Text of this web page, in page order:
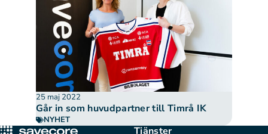
25 maj 2022
Går in som huvudpartner till Timrå IK
NYHET
Tjänster